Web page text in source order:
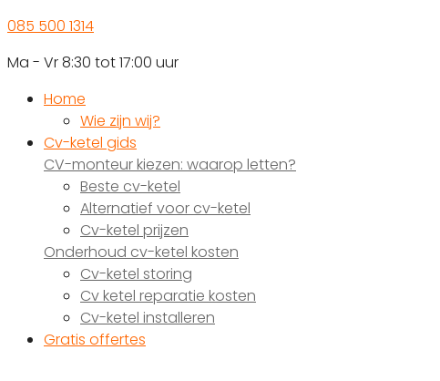
085 500 1314
Ma - Vr 8:30 tot 17:00 uur
Home
Wie zijn wij?
Cv-ketel gids
CV-monteur kiezen: waarop letten?
Beste cv-ketel
Alternatief voor cv-ketel
Cv-ketel prijzen
Onderhoud cv-ketel kosten
Cv-ketel storing
Cv ketel reparatie kosten
Cv-ketel installeren
Gratis offertes